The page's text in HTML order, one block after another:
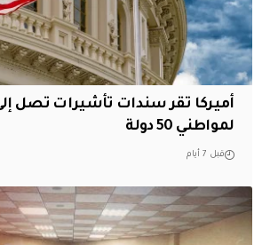
لمواطني 50 دولة
قبل 7 أيام